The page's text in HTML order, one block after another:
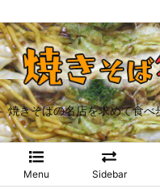
焼きそばの名店を求めて食
Menu Sidebar